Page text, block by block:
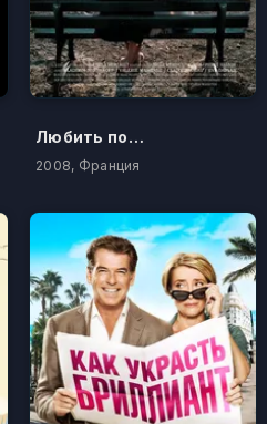
Любить по-французски
2008, Франция